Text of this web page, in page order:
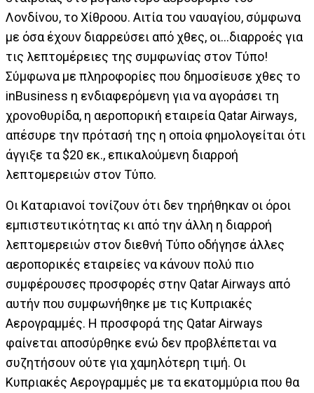
Λονδίνου, το Χίθροου. Αιτία του ναυαγίου, σύμφωνα
με όσα έχουν διαρρεύσει από χθες, οι…διαρροές για
τις λεπτομέρειες της συμφωνίας στον Τύπο!
Σύμφωνα με πληροφορίες που δημοσίευσε χθες το
inBusiness η ενδιαφερόμενη για να αγοράσει τη
χρονοθυρίδα, η αεροπορική εταιρεία Qatar Airways,
απέσυρε την πρότασή της η οποία φημολογείται ότι
άγγιξε τα $20 εκ., επικαλούμενη διαρροή
λεπτομερειών στον Τύπο.
Οι Καταριανοί τονίζουν ότι δεν τηρήθηκαν οι όροι
εμπιστευτικότητας κι από την άλλη η διαρροή
λεπτομερειών στον διεθνή Τύπο οδήγησε άλλες
αεροπορικές εταιρείες να κάνουν πολύ πιο
συμφέρουσες προσφορές στην Qatar Airways από
αυτήν που συμφωνήθηκε με τις Κυπριακές
Αερογραμμές. Η προσφορά της Qatar Airways
φαίνεται αποσύρθηκε ενώ δεν προβλέπεται να
συζητήσουν ούτε για χαμηλότερη τιμή. Οι
Κυπριακές Αερογραμμές με τα εκατομμύρια που θα